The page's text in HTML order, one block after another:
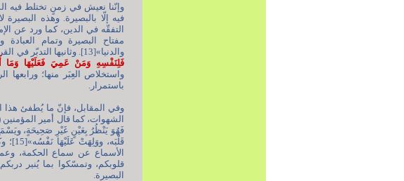
وإنّنا نعيش في زمنٍ تختلط فيه
فيه إلّا بالبصيرة. وهذه البصيرة
التفقّه في الدين، كما ورد عن
مفتاح البصيرة وتمام
والدنيا»[13]. وثانيها التدبّر في القرآن الكريم، قال تعالى:
فَلِنَفْسِهِ وَمَنْ عَمِيَ فَعَلَيْهَا وَمَا
واستخلاص العِبَر منها؛
باستمرار.
وفي المقابل، فإنّ ما يُطفئ هذا
الشهوات، كما قال أمير
فَهُوَ يَنْظُرُ بِعَيْنٍ غَيْرِ صَحِيحَةٍ،
قلوبكم، وتمسّكوا بما يُنير
البصيرة.